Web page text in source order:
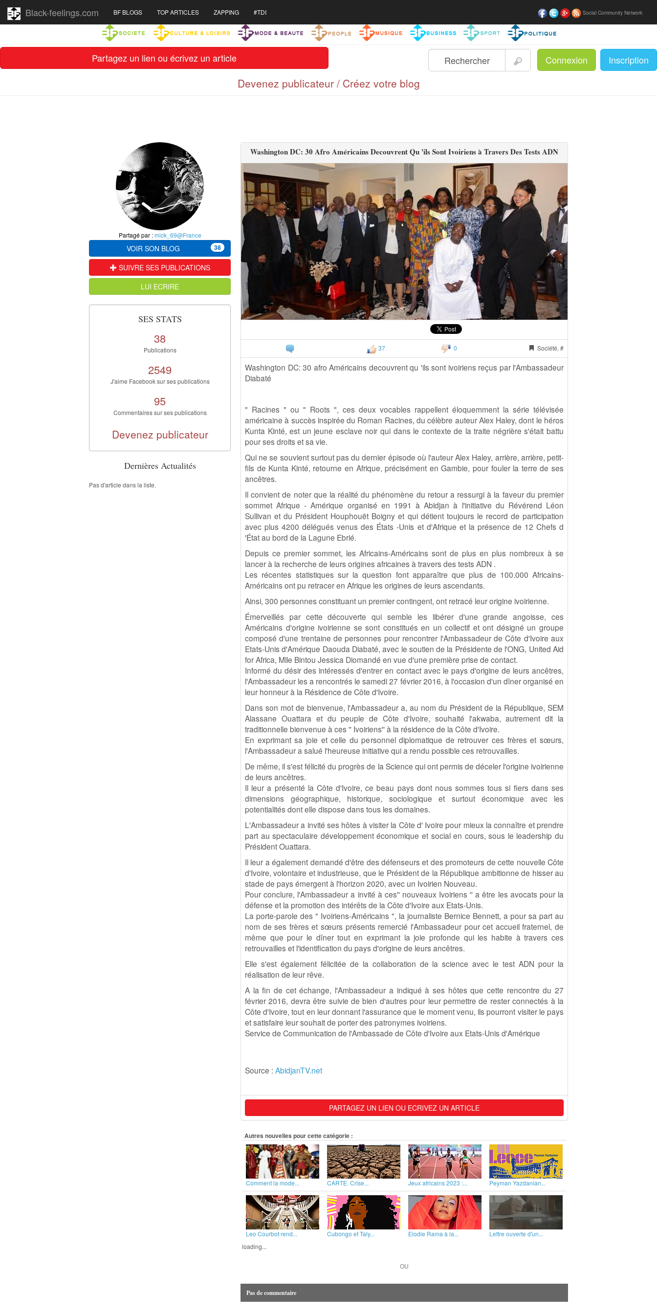
Partagez un lien ou écrivez un article Connexion Inscription
Black-feelings.com Social Community Network
BF BLOGS TOP ARTICLES ZAPPING #TDI
Devenez publicateur / Créez votre blog
Washington DC: 30 Afro Américains Decouvrent Qu 'ils Sont Ivoiriens à Travers Des Tests ADN
37 0 Société, #
Washington DC: 30 afro Américains decouvrent qu 'ils sont ivoiriens reçus par l'Ambassadeur
Diabaté
" Racines " ou " Roots ", ces deux vocables rappellent éloquemment la série télévisée
américaine à succès inspirée du Roman Racines, du célèbre auteur Alex Haley, dont le héros
Kunta Kinté, est un jeune esclave noir qui dans le contexte de la traite négrière s'était battu
pour ses droits et sa vie.
Qui ne se souvient surtout pas du dernier épisode où l'auteur Alex Haley, arrière, arrière, petit-
fils de Kunta Kinté, retourne en Afrique, précisément en Gambie, pour fouler la terre de ses
ancêtres.
Il convient de noter que la réalité du phénomène du retour a ressurgi à la faveur du premier
sommet Afrique - Amérique organisé en 1991 à Abidjan à l'initiative du Révérend Léon
Sullivan et du Président Houphouët Boigny et qui détient toujours le record de participation
avec plus 4200 délégués venus des États -Unis et d'Afrique et la présence de 12 Chefs d
'État au bord de la Lagune Ebrié.
Depuis ce premier sommet, les Africains-Américains sont de plus en plus nombreux à se
lancer à la recherche de leurs origines africaines à travers des tests ADN .
Les récentes statistiques sur la question font apparaître que plus de 100.000 Africains-
Américains ont pu retracer en Afrique les origines de leurs ascendants.
Ainsi, 300 personnes constituant un premier contingent, ont retracé leur origine ivoirienne.
Émerveillés par cette découverte qui semble les libérer d'une grande angoisse, ces
Américains d'origine ivoirienne se sont constitués en un collectif et ont désigné un groupe
composé d'une trentaine de personnes pour rencontrer l'Ambassadeur de Côte d'Ivoire aux
Etats-Unis d'Amérique Daouda Diabaté, avec le soutien de la Présidente de l'ONG, United Aid
for Africa, Mlle Bintou Jessica Diomandé en vue d'une première prise de contact.
Informé du désir des intéressés d'entrer en contact avec le pays d'origine de leurs ancêtres,
l'Ambassadeur les a rencontrés le samedi 27 février 2016, à l'occasion d'un dîner organisé en
leur honneur à la Résidence de Côte d'Ivoire.
Dans son mot de bienvenue, l'Ambassadeur a, au nom du Président de la République, SEM
Alassane Ouattara et du peuple de Côte d'Ivoire, souhaité l'akwaba, autrement dit la
traditionnelle bienvenue à ces '' Ivoiriens'' à la résidence de la Côte d'Ivoire.
En exprimant sa joie et celle du personnel diplomatique de retrouver ces frères et sœurs,
l'Ambassadeur a salué l'heureuse initiative qui a rendu possible ces retrouvailles.
De même, il s'est félicité du progrès de la Science qui ont permis de déceler l'origine ivoirienne
de leurs ancêtres.
Il leur a présenté la Côte d'Ivoire, ce beau pays dont nous sommes tous si fiers dans ses
dimensions géographique, historique, sociologique et surtout économique avec les
potentialités dont elle dispose dans tous les domaines.
L'Ambassadeur a invité ses hôtes à visiter la Côte d' Ivoire pour mieux la connaître et prendre
part au spectaculaire développement économique et social en cours, sous le leadership du
Président Ouattara.
Il leur a également demandé d'être des défenseurs et des promoteurs de cette nouvelle Côte
d'Ivoire, volontaire et industrieuse, que le Président de la République ambitionne de hisser au
stade de pays émergent à l'horizon 2020, avec un Ivoirien Nouveau.
Pour conclure, l'Ambassadeur a invité à ces'' nouveaux Ivoiriens '' a être les avocats pour la
défense et la promotion des intérêts de la Côte d'Ivoire aux Etats-Unis.
La porte-parole des " Ivoiriens-Américains ", la journaliste Bernice Bennett, a pour sa part au
nom de ses frères et sœurs présents remercié l'Ambassadeur pour cet accueil fraternel, de
même que pour le dîner tout en exprimant la joie profonde qui les habite à travers ces
retrouvailles et l'identification du pays d'origine de leurs ancêtres.
Elle s'est également félicitée de la collaboration de la science avec le test ADN pour la
réalisation de leur rêve.
A la fin de cet échange, l'Ambassadeur a indiqué à ses hôtes que cette rencontre du 27
février 2016, devra être suivie de bien d'autres pour leur permettre de rester connectés à la
Côte d'Ivoire, tout en leur donnant l'assurance que le moment venu, ils pourront visiter le pays
et satisfaire leur souhait de porter des patronymes ivoiriens.
Service de Communication de l'Ambassade de Côte d'Ivoire aux Etats-Unis d'Amérique
Source : AbidjanTV.net
PARTAGEZ UN LIEN OU ECRIVEZ UN ARTICLE
Autres nouvelles pour cette catégorie :
Comment la mode... CARTE. Crise... Jeux africains 2023 :... Peyman Yazdanian...
Leo Courbot rend... Cubongo et Taly... Elodie Rama à la...
Lettre ouverte d'un...
loading...
OU
Pas de commentaire
Partagé par :mick_69@France
VOIR SON BLOG 38
SUIVRE SES PUBLICATIONS
LUI ECRIRE
SES STATS
38
Publications
2549
J'aime Facebook sur ses publications
95
Commentaires sur ses publications
Devenez publicateur
Dernières Actualités
Pas d'article dans la liste.